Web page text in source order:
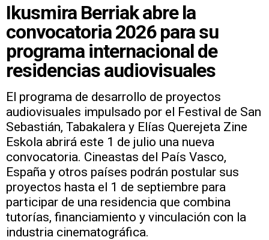
Ikusmira Berriak abre la
convocatoria 2026 para su
programa internacional de
residencias audiovisuales
El programa de desarrollo de proyectos
audiovisuales impulsado por el Festival de San
Sebastián, Tabakalera y Elías Querejeta Zine
Eskola abrirá este 1 de julio una nueva
convocatoria. Cineastas del País Vasco,
España y otros países podrán postular sus
proyectos hasta el 1 de septiembre para
participar de una residencia que combina
tutorías, financiamiento y vinculación con la
industria cinematográfica.